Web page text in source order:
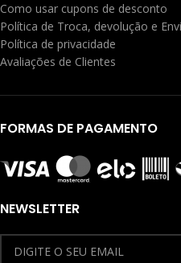
Como usar cupons de desconto
Política de Troca, devolução e
Política de privacidade
Avaliações de Clientes
FORMAS DE PAGAMENTO
NEWSLETTER